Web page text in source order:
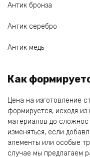
Антик бронза
Антик серебро
Антик медь
Как
Цена на изготовление
формируется, исходя
материалов до
изменяться, если
элементы или особые
случае мы предлагаем